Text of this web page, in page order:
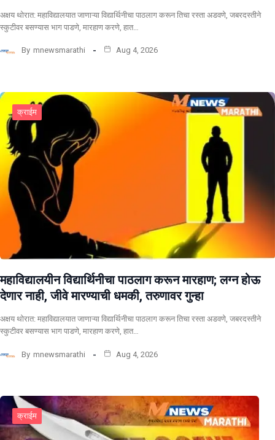
अक्षय थोरात: महाविद्यालयात जाणाऱ्या विद्यार्थिनीचा पाठलाग करून तिचा रस्ता अडवणे, जबरदस्तीने
स्कुटीवर बसण्यास भाग पाडणे, मारहाण करणे, हात…
By mnewsmarathi Aug 4, 2026
क्राईम
महाविद्यालयीन विद्यार्थिनीचा पाठलाग करून मारहाण; लग्न होऊ
देणार नाही, जीवे मारण्याची धमकी, तरुणावर गुन्हा
अक्षय थोरात: महाविद्यालयात जाणाऱ्या विद्यार्थिनीचा पाठलाग करून तिचा रस्ता अडवणे, जबरदस्तीने
स्कुटीवर बसण्यास भाग पाडणे, मारहाण करणे, हात…
By mnewsmarathi Aug 4, 2026
क्राईम